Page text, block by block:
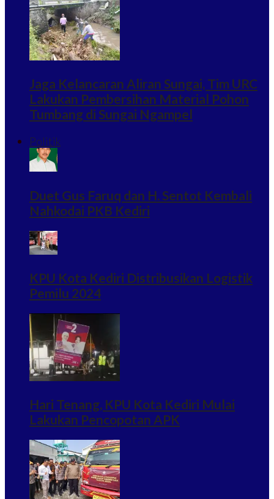
Jaga Kelancaran Aliran Sungai, Tim URC
Lakukan Pembersihan Material Pohon
Tumbang di Sungai Ngampel
Politik
Duet Gus Faruq dan H. Sentot Kembali
Nahkodai PKB Kediri
KPU Kota Kediri Distribusikan Logistik
Pemilu 2024
Hari Tenang, KPU Kota Kediri Mulai
Lakukan Pencopotan APK